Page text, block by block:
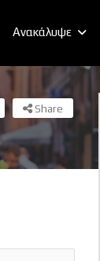
Ανακάλυψε
Share